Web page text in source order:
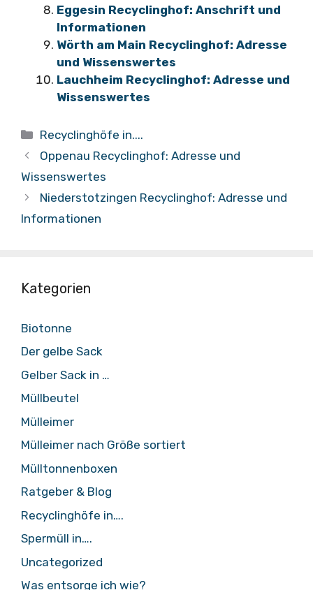
Eggesin Recyclinghof: Anschrift und
Informationen
Wörth am Main Recyclinghof: Adresse
und Wissenswertes
Lauchheim Recyclinghof: Adresse und
Wissenswertes
Kategorien
Recyclinghöfe in....
Oppenau Recyclinghof: Adresse und
Wissenswertes
Niederstotzingen Recyclinghof: Adresse und
Informationen
Kategorien
Biotonne
Der gelbe Sack
Gelber Sack in …
Müllbeutel
Mülleimer
Mülleimer nach Größe sortiert
Mülltonnenboxen
Ratgeber & Blog
Recyclinghöfe in….
Spermüll in….
Uncategorized
Was entsorge ich wie?